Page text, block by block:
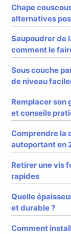
Chape
alternatives
Saupoudrer de
comment le
Sous couche
de niveau
Remplacer son
et conseils
Comprendre la
autoportant en
Retirer une vis
rapides
Quelle
et durable ?
Comment